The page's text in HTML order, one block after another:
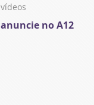
vídeos
anuncie no A12